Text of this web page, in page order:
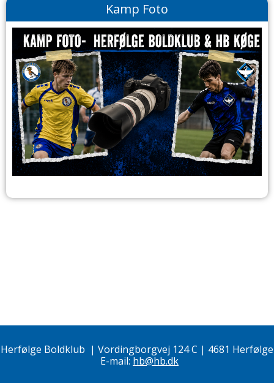
Kamp Foto
Herfølge Boldklub | Vordingborgvej 124 C | 4681 Herfølge
E-mail: hb@hb.dk